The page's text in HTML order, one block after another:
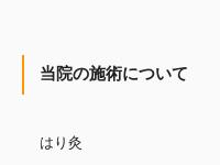
当院の施術について
はり灸